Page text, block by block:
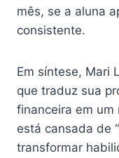
mês, se a aluna
consistente.
Em síntese, Mari
que traduz sua
financeira em um
está cansada de
transformar